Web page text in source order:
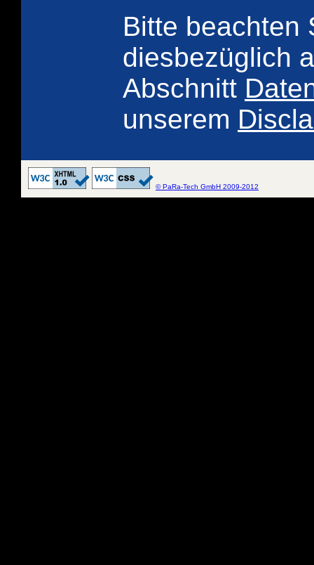
Bitte beachten
diesbezüglich
Abschnitt
unserem
© PaRa-Tech GmbH 2009-2012